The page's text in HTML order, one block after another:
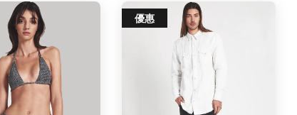
優惠